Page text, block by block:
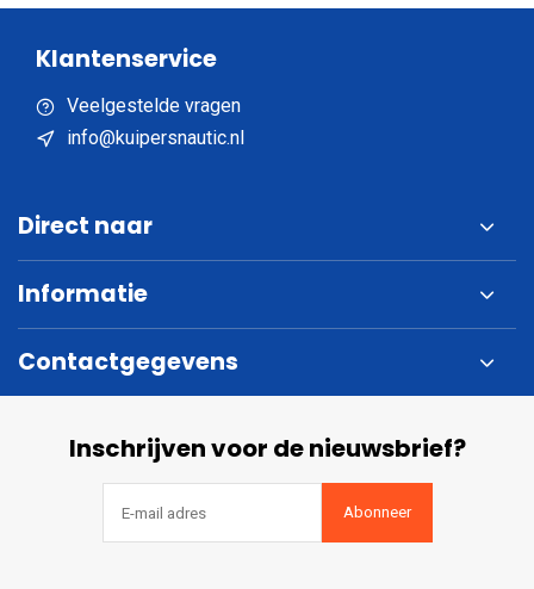
Klantenservice
Veelgestelde vragen
info@kuipersnautic.nl
Direct naar
Informatie
Contactgegevens
Inschrijven voor de nieuwsbrief?
Abonneer